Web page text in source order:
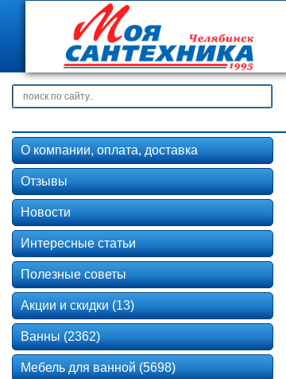
О компании, оплата, доставка
Отзывы
Новости
Интересные статьи
Полезные советы
Акции и скидки (13)
Ванны (2362)
Мебель для ванной (5698)